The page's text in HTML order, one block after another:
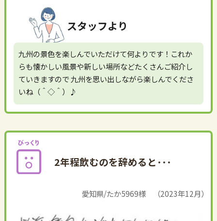
スタッフより
九州の景色を楽しんでいただけて何よりです！これか
らも懐かしい風景や新しい場所などたくさんご紹介し
ていきますので 九州を思い出しながら楽しんでくださ
いね（＾◇＾）♪
2年程飲むのを辞めると･･･
愛知県/たか5969様 （2023年12月）